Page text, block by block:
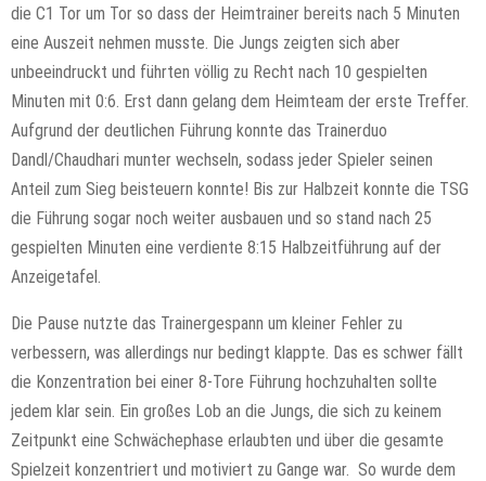
die C1 Tor um Tor so dass der Heimtrainer bereits nach 5 Minuten
eine Auszeit nehmen musste. Die Jungs zeigten sich aber
unbeeindruckt und führten völlig zu Recht nach 10 gespielten
Minuten mit 0:6. Erst dann gelang dem Heimteam der erste Treffer.
Aufgrund der deutlichen Führung konnte das Trainerduo
Dandl/Chaudhari munter wechseln, sodass jeder Spieler seinen
Anteil zum Sieg beisteuern konnte! Bis zur Halbzeit konnte die TSG
die Führung sogar noch weiter ausbauen und so stand nach 25
gespielten Minuten eine verdiente 8:15 Halbzeitführung auf der
Anzeigetafel.
Die Pause nutzte das Trainergespann um kleiner Fehler zu
verbessern, was allerdings nur bedingt klappte. Das es schwer fällt
die Konzentration bei einer 8-Tore Führung hochzuhalten sollte
jedem klar sein. Ein großes Lob an die Jungs, die sich zu keinem
Zeitpunkt eine Schwächephase erlaubten und über die gesamte
Spielzeit konzentriert und motiviert zu Gange war. So wurde dem